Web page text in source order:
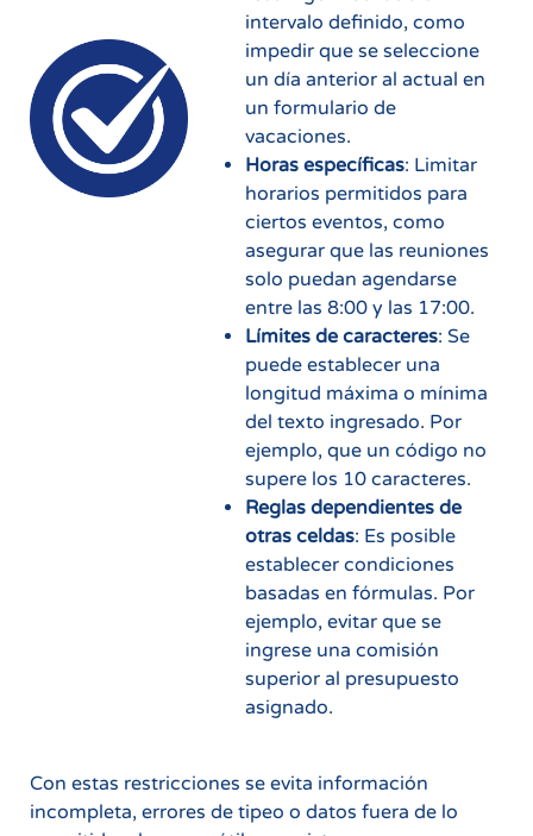
intervalo definido, como
impedir que se seleccione
un día anterior al actual en
un formulario de
vacaciones.
Horas específicas: Limitar
horarios permitidos para
ciertos eventos, como
asegurar que las reuniones
solo puedan agendarse
entre las 8:00 y las 17:00.
Límites de caracteres: Se
puede establecer una
longitud máxima o mínima
del texto ingresado. Por
ejemplo, que un código no
supere los 10 caracteres.
Reglas dependientes de
otras celdas: Es posible
establecer condiciones
basadas en fórmulas. Por
ejemplo, evitar que se
ingrese una comisión
superior al presupuesto
asignado.
Con estas restricciones se evita información
incompleta, errores de tipeo o datos fuera de lo